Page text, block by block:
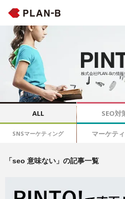
株式会社PLAN-Bの情
ALL SEO対
SNSマーケティング マーケテ
「seo 意味ない」の記事一覧